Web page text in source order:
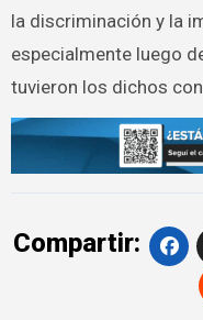
la discriminación y la
especialmente luego
tuvieron los dichos
Compartir: